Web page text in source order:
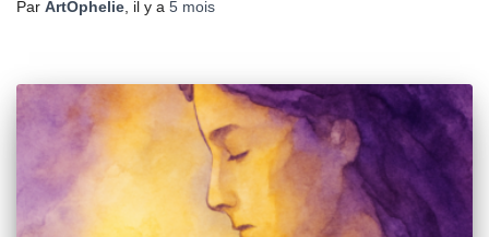
Par ArtOphelie, il y a 5 mois